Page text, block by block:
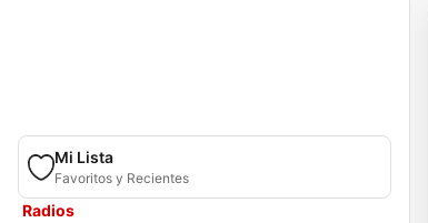
Mi Lista
Favoritos y Recientes
Radios